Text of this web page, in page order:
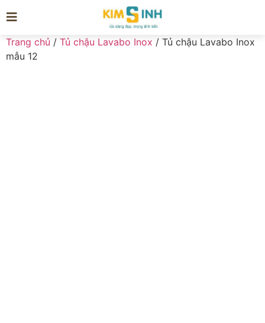
Trang chủ / Tủ chậu Lavabo Inox / Tủ chậu Lavabo Inox
mẫu 12